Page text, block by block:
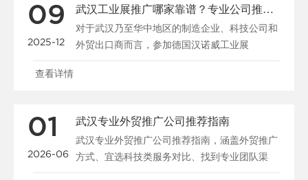
09
2025-12
武汉工业展推广哪家靠谱？专业公司推荐与参展指南
对于武汉乃至华中地区的制造企业、科技公司和
外贸出口商而言，参加德国汉诺威工业展
（HANNOVER M......
查看详情
01
2026-06
武汉专业外贸推广公司推荐指南
武汉专业外贸推广公司推荐指南，涵盖外贸推广
方式、宜选科技类服务对比、找到专业团队渠
道、品牌出海策略及......